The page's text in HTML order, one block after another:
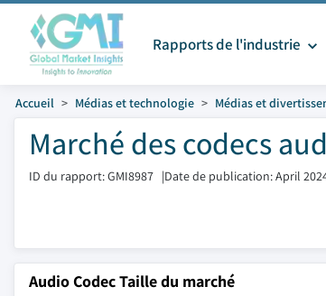
Rapports de l'industrie
Accueil Médias et technologie Médias et
Marché des codecs
ID du rapport: GMI8987 |Date de publication: April
Audio Codec Taille du marché